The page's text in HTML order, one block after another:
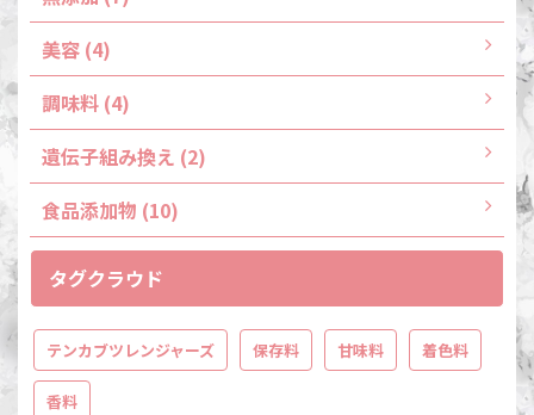
美容 (4)
調味料 (4)
遺伝子組み換え (2)
食品添加物 (10)
タグクラウド
テンカブツレンジャーズ 保存料 甘味料 着色料
香料